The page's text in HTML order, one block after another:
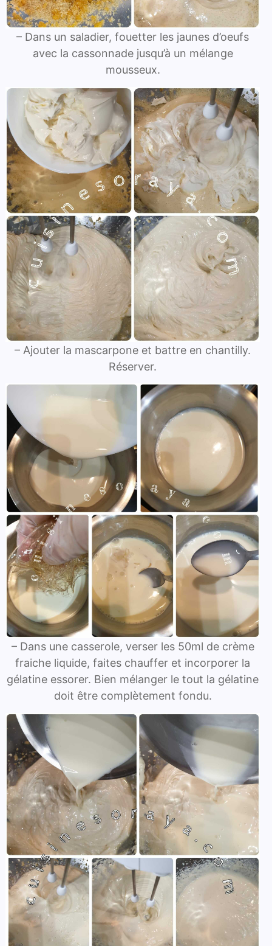
– Dans un saladier, fouetter les jaunes d’oeufs
avec la cassonnade jusqu’à un mélange
mousseux.
– Ajouter la mascarpone et battre en chantilly.
Réserver.
– Dans une casserole, verser les 50ml de crème
fraiche liquide, faites chauffer et incorporer la
gélatine essorer. Bien mélanger le tout la gélatine
doit être complètement fondu.